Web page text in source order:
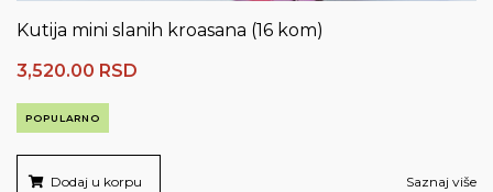
Kutija mini slanih kroasana (16 kom)
3,520.00 RSD
POPULARNO
Dodaj u korpu Saznaj više